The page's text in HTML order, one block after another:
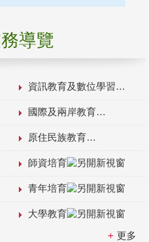
導覽
資訊教育及數位學習
國際及兩岸教育
原住民族教育
師資培育
青年培育
大學教育
更多